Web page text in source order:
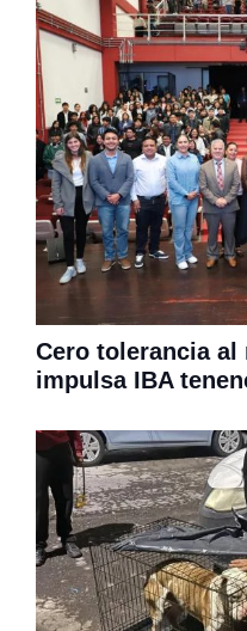
Cero tolerancia
impulsa IBA